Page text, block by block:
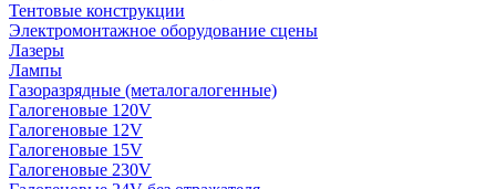
Тентовые конструкции
Электромонтажное оборудование сцены
Лазеры
Лампы
Газоразрядные (металогалогенные)
Галогеновые 120V
Галогеновые 12V
Галогеновые 15V
Галогеновые 230V